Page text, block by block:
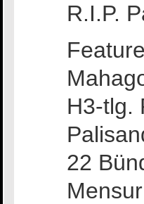
R.I.P.
H3-tlg.
22